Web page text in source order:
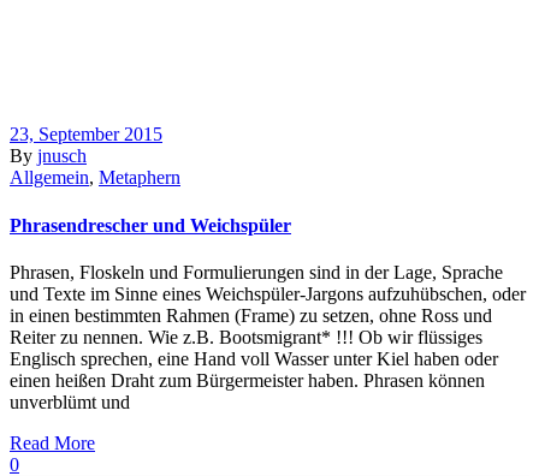
23, September 2015
By jnusch
Allgemein, Metaphern
Phrasendrescher und Weichspüler
Phrasen, Floskeln und Formulierungen sind in der Lage, Sprache
und Texte im Sinne eines Weichspüler-Jargons aufzuhübschen, oder
in einen bestimmten Rahmen (Frame) zu setzen, ohne Ross und
Reiter zu nennen. Wie z.B. Bootsmigrant* !!! Ob wir flüssiges
Englisch sprechen, eine Hand voll Wasser unter Kiel haben oder
einen heißen Draht zum Bürgermeister haben. Phrasen können
unverblümt und
Read More
0